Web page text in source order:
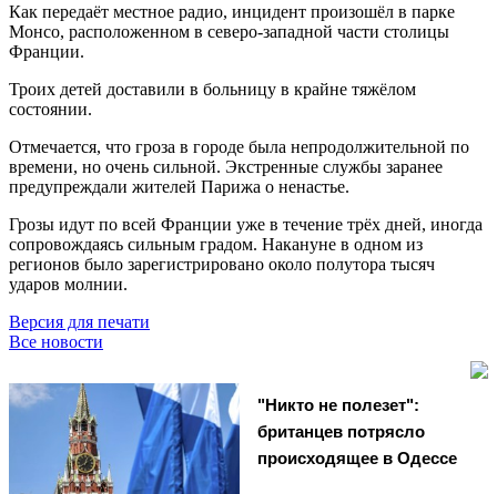
Как передаёт местное радио, инцидент произошёл в парке
Монсо, расположенном в северо-западной части столицы
Франции.
Троих детей доставили в больницу в крайне тяжёлом
состоянии.
Отмечается, что гроза в городе была непродолжительной по
времени, но очень сильной. Экстренные службы заранее
предупреждали жителей Парижа о ненастье.
Грозы идут по всей Франции уже в течение трёх дней, иногда
сопровождаясь сильным градом. Накануне в одном из
регионов было зарегистрировано около полутора тысяч
ударов молнии.
Версия для печати
Все новости
"Никто не полезет":
британцев потрясло
происходящее в Одессе